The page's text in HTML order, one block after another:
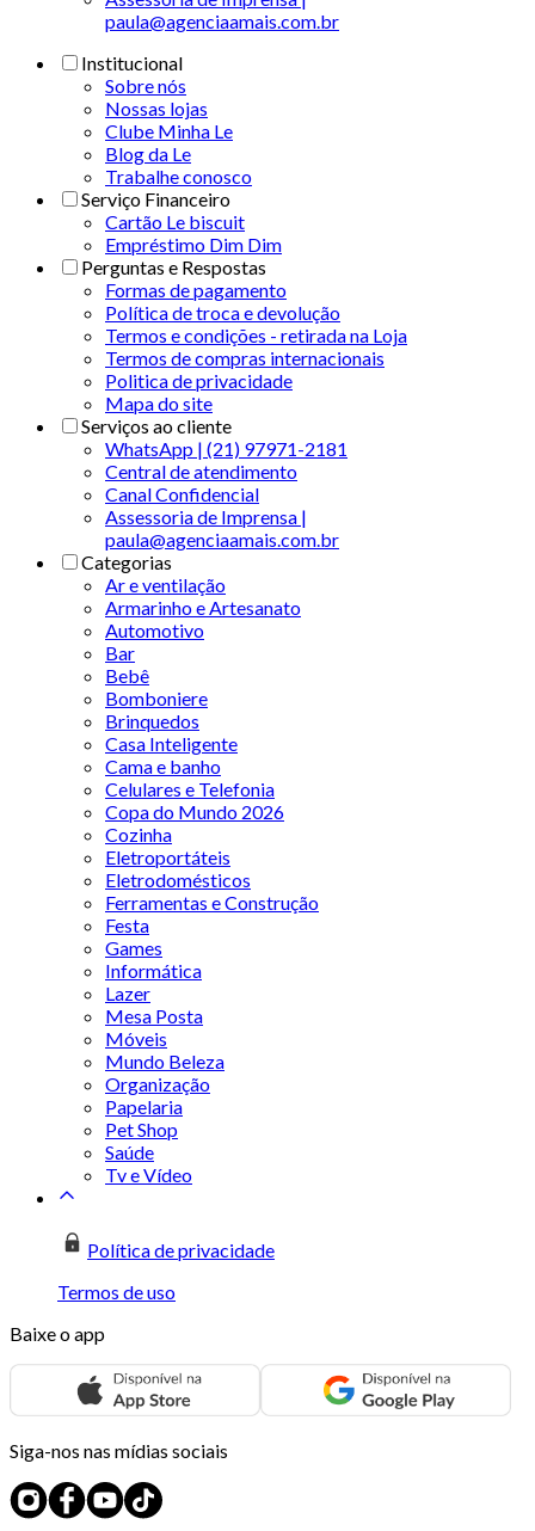
paula@agenciaamais.com.br
Institucional
Sobre nós
Nossas lojas
Clube Minha Le
Blog da Le
Trabalhe conosco
Serviço Financeiro
Cartão Le biscuit
Empréstimo Dim Dim
Perguntas e Respostas
Formas de pagamento
Política de troca e devolução
Termos e condições - retirada na Loja
Termos de compras internacionais
Politica de privacidade
Mapa do site
Serviços ao cliente
WhatsApp | (21) 97971-2181
Central de atendimento
Canal Confidencial
Assessoria de Imprensa |
paula@agenciaamais.com.br
Categorias
Ar e ventilação
Armarinho e Artesanato
Automotivo
Bar
Bebê
Bomboniere
Brinquedos
Casa Inteligente
Cama e banho
Celulares e Telefonia
Copa do Mundo 2026
Cozinha
Eletroportáteis
Eletrodomésticos
Ferramentas e Construção
Festa
Games
Informática
Lazer
Mesa Posta
Móveis
Mundo Beleza
Organização
Papelaria
Pet Shop
Saúde
Tv e Vídeo
Política de privacidade
Termos de uso
Baixe o app
Siga-nos nas mídias sociais